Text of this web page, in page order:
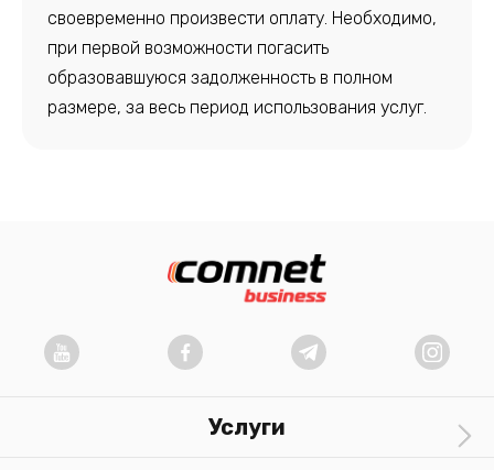
своевременно произвести оплату. Необходимо,
при первой возможности погасить
образовавшуюся задолженность в полном
размере, за весь период использования услуг.
Услуги